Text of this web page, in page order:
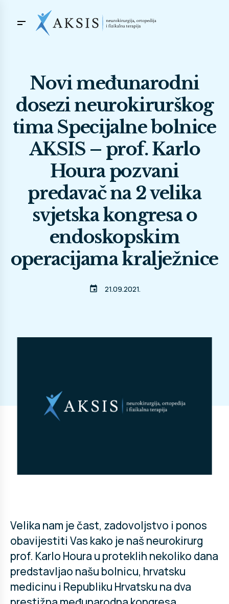
Novi međunarodni
dosezi neurokirurškog
tima Specijalne bolnice
AKSIS – prof. Karlo
Houra pozvani
predavač na 2 velika
svjetska kongresa o
endoskopskim
operacijama kralježnice
event 21.09.2021.
Velika nam je čast, zadovoljstvo i ponos
obavijestiti Vas kako je naš neurokirurg
prof. Karlo Houra u proteklih nekoliko dana
predstavljao našu bolnicu, hrvatsku
medicinu i Republiku Hrvatsku na dva